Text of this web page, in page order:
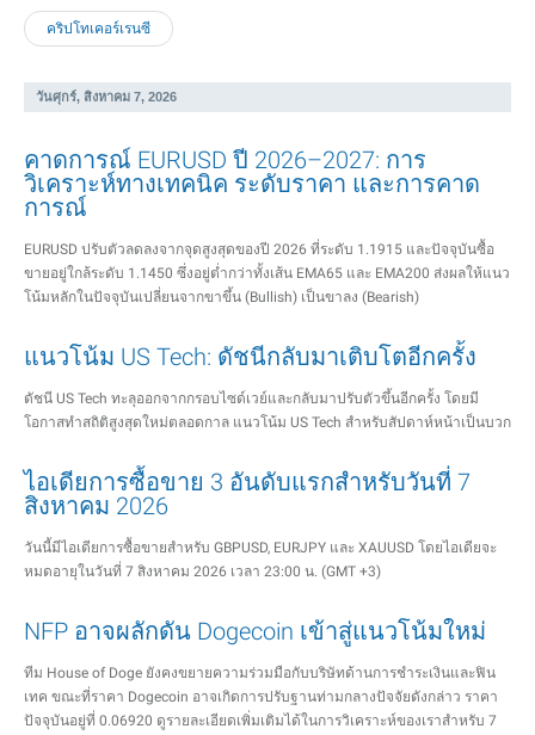
คริปโทเคอร์เรนซี
วันศุกร์, สิงหาคม 7, 2026
คาดการณ์ EURUSD ปี 2026–2027: การ
วิเคราะห์ทางเทคนิค ระดับราคา และการคาด
การณ์
EURUSD ปรับตัวลดลงจากจุดสูงสุดของปี 2026 ที่ระดับ 1.1915 และปัจจุบันซื้อ
ขายอยู่ใกล้ระดับ 1.1450 ซึ่งอยู่ต่ำกว่าทั้งเส้น EMA65 และ EMA200 ส่งผลให้แนว
โน้มหลักในปัจจุบันเปลี่ยนจากขาขึ้น (Bullish) เป็นขาลง (Bearish)
แนวโน้ม US Tech: ดัชนีกลับมาเติบโตอีกครั้ง
ดัชนี US Tech ทะลุออกจากกรอบไซด์เวย์และกลับมาปรับตัวขึ้นอีกครั้ง โดยมี
โอกาสทำสถิติสูงสุดใหม่ตลอดกาล แนวโน้ม US Tech สำหรับสัปดาห์หน้าเป็นบวก
ไอเดียการซื้อขาย 3 อันดับแรกสำหรับวันที่ 7
สิงหาคม 2026
วันนี้มีไอเดียการซื้อขายสำหรับ GBPUSD, EURJPY และ XAUUSD โดยไอเดียจะ
หมดอายุในวันที่ 7 สิงหาคม 2026 เวลา 23:00 น. (GMT +3)
NFP อาจผลักดัน Dogecoin เข้าสู่แนวโน้มใหม่
ทีม House of Doge ยังคงขยายความร่วมมือกับบริษัทด้านการชำระเงินและฟิน
เทค ขณะที่ราคา Dogecoin อาจเกิดการปรับฐานท่ามกลางปัจจัยดังกล่าว ราคา
ปัจจุบันอยู่ที่ 0.06920 ดูรายละเอียดเพิ่มเติมได้ในการวิเคราะห์ของเราสำหรับ 7